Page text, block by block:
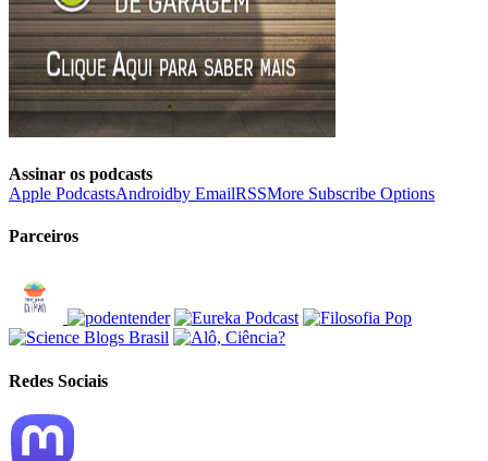
Assinar os podcasts
Apple PodcastsAndroidby EmailRSSMore Subscribe Options
Parceiros
Redes Sociais